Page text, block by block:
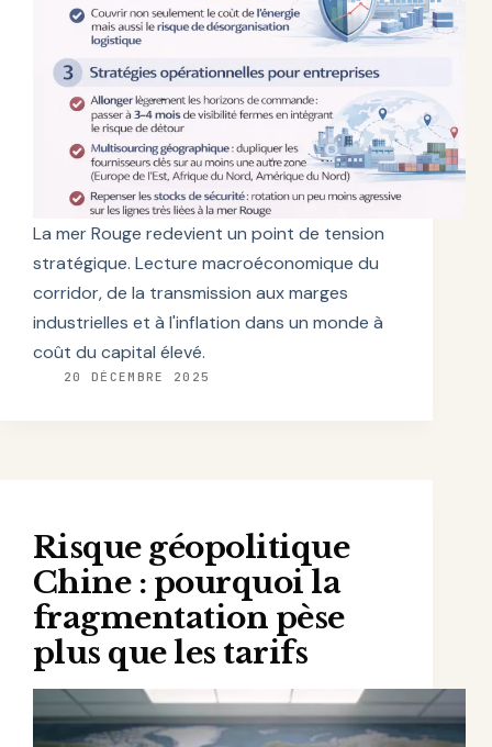
La mer Rouge redevient un point de tension
stratégique. Lecture macroéconomique du
corridor, de la transmission aux marges
industrielles et à l'inflation dans un monde à
coût du capital élevé.
20 DÉCEMBRE 2025
Risque géopolitique
Chine : pourquoi la
fragmentation pèse
plus que les tarifs